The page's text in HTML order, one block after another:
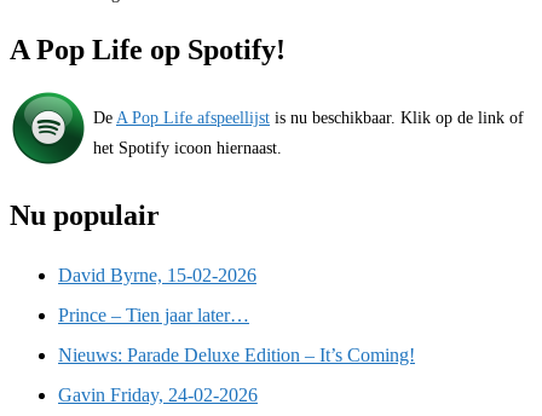
A Pop Life op Spotify!
De A Pop Life afspeellijst is nu beschikbaar. Klik op de link of
het Spotify icoon hiernaast.
Nu populair
David Byrne, 15-02-2026
Prince – Tien jaar later…
Nieuws: Parade Deluxe Edition – It’s Coming!
Gavin Friday, 24-02-2026